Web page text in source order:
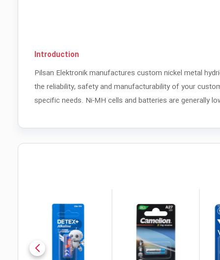
Introduction
Pilsan Elektronik manufactures custom nickel metal
the reliability, safety and manufacturability of your
specific needs. Ni-MH cells and batteries are generally